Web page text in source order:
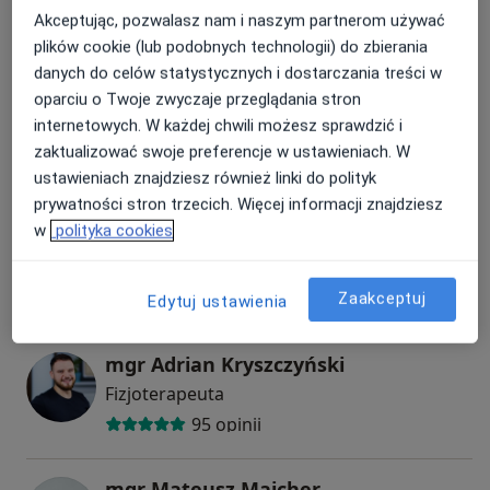
powyżej 5 pijawek
– 330 zł
KOSZT DOPŁATY ZA PIJAWKĘ LECZNICZĄ
* przy wykupionym pakiecie
– 30 zł
1 sztuka
WKŁADKI ORTOPEDYCZNE
(ICB Medical)
BADANIE + DOPASOWANIE WKŁADEK + PARA WKŁADEK
KONTROLA WKŁADKI - 30 minut
AKUPUNKTURA DLA DOROSŁYCH
AKUPUNKTURA - PIERWSZA WIZYTA ZABIEGOWA - 1,5
godziny
– 250 zł
godzina
Fizjoterapeuta
Hubert Podgórski
Fizjoterapeuta
16 opinii
mgr Jan Ordyński
70 opinii
mgr Adrian Kryszczyński
Fizjoterapeuta
95 opinii
Akceptując, pozwalasz nam i naszym partnerom używać
plików cookie (lub podobnych technologii) do zbierania
danych do celów statystycznych i dostarczania treści w
oparciu o Twoje zwyczaje przeglądania stron
internetowych. W każdej chwili możesz sprawdzić i
zaktualizować swoje preferencje w ustawieniach. W
ustawieniach znajdziesz również linki do polityk
prywatności stron trzecich. Więcej informacji znajdziesz
w polityka cookies
Edytuj ustawienia Zaakceptuj